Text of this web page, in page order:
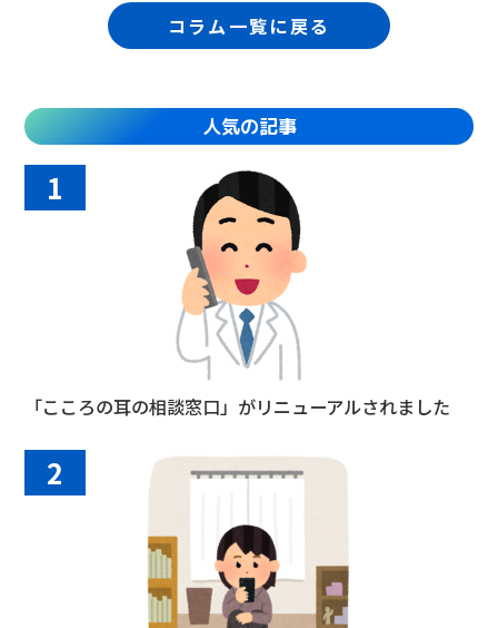
コラム一覧に戻る
人気の記事
1
「こころの耳の相談窓口」がリニューアルされました
2